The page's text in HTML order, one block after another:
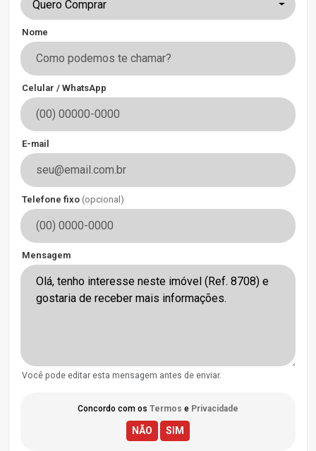
Quero Comprar
Nome
Celular / WhatsApp
E-mail
Telefone fixo (opcional)
Mensagem
Você pode editar esta mensagem antes de enviar.
Concordo com os Termos e Privacidade